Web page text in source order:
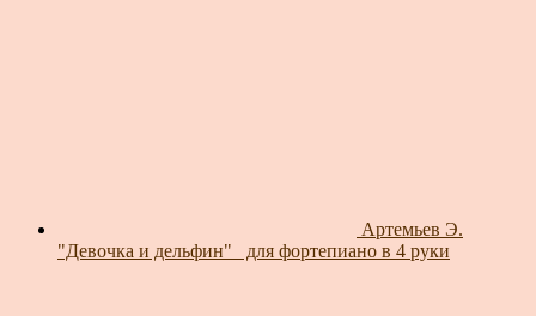
Артемьев Э.
"Девочка и дельфин"_ для фортепиано в 4 руки